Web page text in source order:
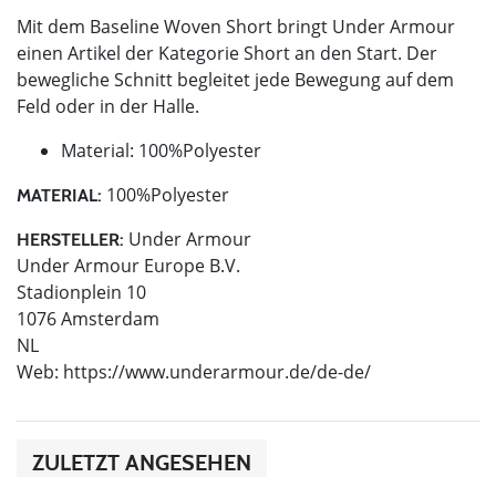
Mit dem Baseline Woven Short bringt Under Armour
einen Artikel der Kategorie Short an den Start. Der
bewegliche Schnitt begleitet jede Bewegung auf dem
Feld oder in der Halle.
Material: 100%Polyester
MATERIAL: 100%Polyester
HERSTELLER: Under Armour
Under Armour Europe B.V.
Stadionplein 10
1076 Amsterdam
NL
Web: https://www.underarmour.de/de-de/
ZULETZT ANGESEHEN